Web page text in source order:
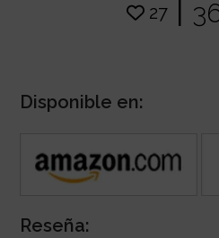
27|
Disponible en:
Reseña: